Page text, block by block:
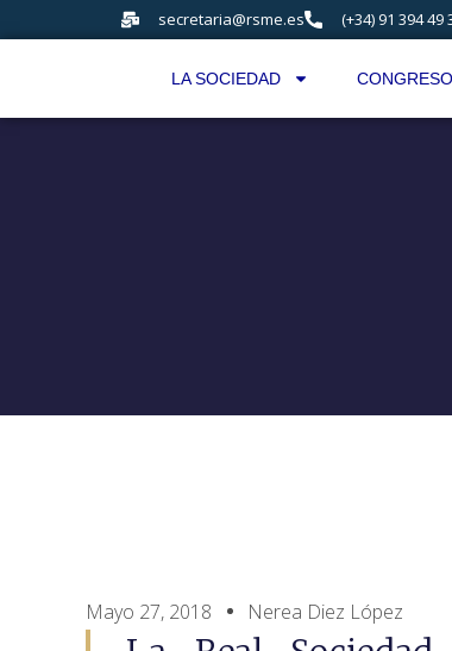
secretaria@rsme.es (+34) 91 394 49
LA SOCIEDAD
Mayo 27, 2018 Nerea Diez López